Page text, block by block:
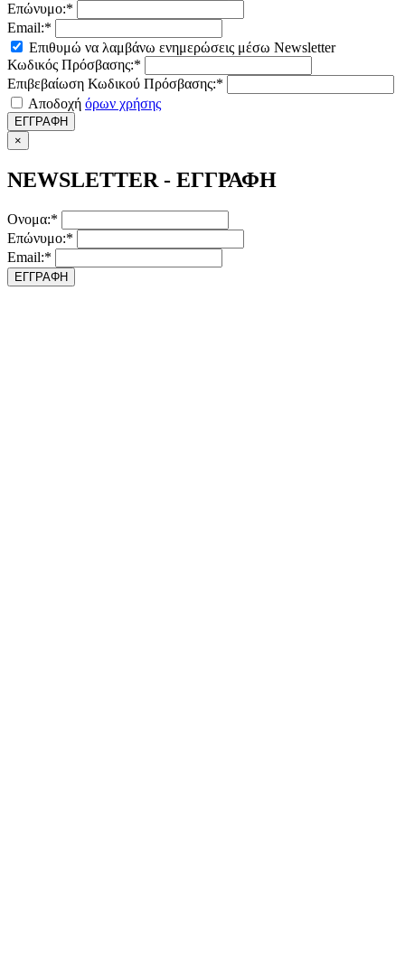
Επώνυμο:*
Email:*
Επιθυμώ να λαμβάνω ενημερώσεις μέσω Newsletter
Κωδικός Πρόσβασης:*
Επιβεβαίωση Κωδικού Πρόσβασης:*
Αποδοχή όρων χρήσης
ΕΓΓΡΑΦΗ
×
NEWSLETTER - ΕΓΓΡΑΦΗ
Ονομα:*
Επώνυμο:*
Email:*
ΕΓΓΡΑΦΗ